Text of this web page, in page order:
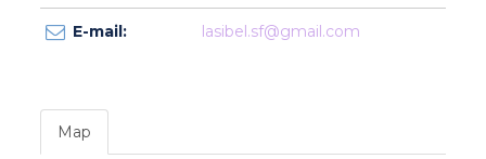
E-mail: lasibel.sf@gmail.com
Map